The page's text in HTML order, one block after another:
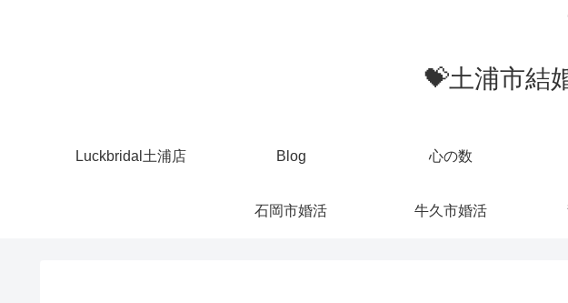
💝土浦市結
Luckbridal土浦店 Blog 心の数
石岡市婚活 牛久市婚活